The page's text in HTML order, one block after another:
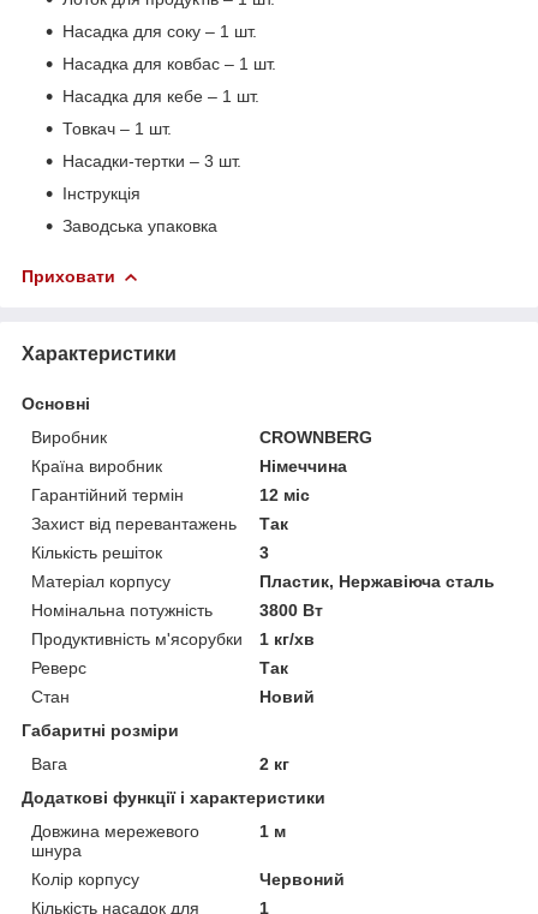
Насадка для соку – 1 шт.
Насадка для ковбас – 1 шт.
Насадка для кебе – 1 шт.
Товкач – 1 шт.
Насадки-тертки – 3 шт.
Інструкція
Заводська упаковка
Приховати
Характеристики
Основні
Виробник
CROWNBERG
Країна виробник
Німеччина
Гарантійний термін
12 міс
Захист від перевантажень
Так
Кількість решіток
3
Матеріал корпусу
Пластик, Нержавіюча сталь
Номінальна потужність
3800 Вт
Продуктивність м'ясорубки
1 кг/хв
Реверс
Так
Стан
Новий
Габаритні розміри
Вага
2 кг
Додаткові функції і характеристики
Довжина мережевого
шнура
1 м
Колір корпусу
Червоний
Кількість насадок для
1